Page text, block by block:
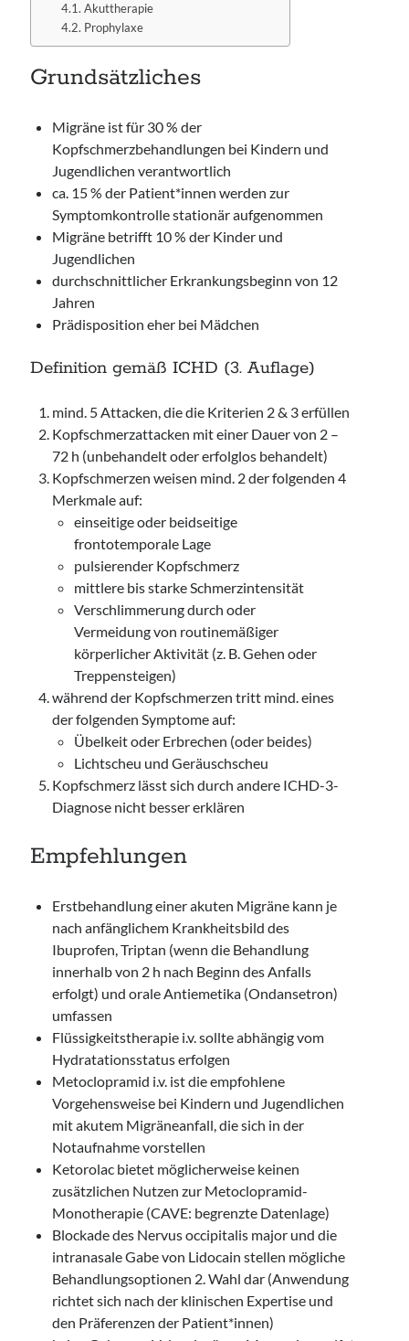
Akuttherapie
Prophylaxe
Grundsätzliches
Migräne ist für 30 % der
Kopfschmerzbehandlungen bei Kindern und
Jugendlichen verantwortlich
ca. 15 % der Patient*innen werden zur
Symptomkontrolle stationär aufgenommen
Migräne betrifft 10 % der Kinder und
Jugendlichen
durchschnittlicher Erkrankungsbeginn von 12
Jahren
Prädisposition eher bei Mädchen
Definition gemäß ICHD (3. Auflage)
mind. 5 Attacken, die die Kriterien 2 & 3 erfüllen
Kopfschmerzattacken mit einer Dauer von 2 –
72 h (unbehandelt oder erfolglos behandelt)
Kopfschmerzen weisen mind. 2 der folgenden 4
Merkmale auf:
einseitige oder beidseitige
frontotemporale Lage
pulsierender Kopfschmerz
mittlere bis starke Schmerzintensität
Verschlimmerung durch oder
Vermeidung von routinemäßiger
körperlicher Aktivität (z. B. Gehen oder
Treppensteigen)
während der Kopfschmerzen tritt mind. eines
der folgenden Symptome auf:
Übelkeit oder Erbrechen (oder beides)
Lichtscheu und Geräuschscheu
Kopfschmerz lässt sich durch andere ICHD-3-
Diagnose nicht besser erklären
Empfehlungen
Erstbehandlung einer akuten Migräne kann je
nach anfänglichem Krankheitsbild des
Ibuprofen, Triptan (wenn die Behandlung
innerhalb von 2 h nach Beginn des Anfalls
erfolgt) und orale Antiemetika (Ondansetron)
umfassen
Flüssigkeitstherapie i.v. sollte abhängig vom
Hydratationsstatus erfolgen
Metoclopramid i.v. ist die empfohlene
Vorgehensweise bei Kindern und Jugendlichen
mit akutem Migräneanfall, die sich in der
Notaufnahme vorstellen
Ketorolac bietet möglicherweise keinen
zusätzlichen Nutzen zur Metoclopramid-
Monotherapie (CAVE: begrenzte Datenlage)
Blockade des Nervus occipitalis major und die
intranasale Gabe von Lidocain stellen mögliche
Behandlungsoptionen 2. Wahl dar (Anwendung
richtet sich nach der klinischen Expertise und
den Präferenzen der Patient*innen)